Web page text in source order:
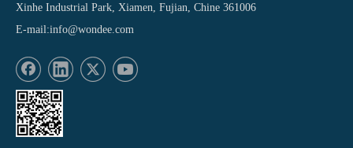
Xinhe Industrial Park, Xiamen, Fujian, Chine 361006
E-mail:info@wondee.com